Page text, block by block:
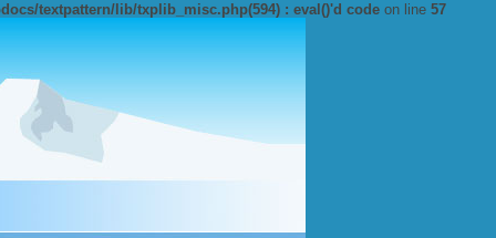
textpattern/lib/txplib_misc.php(594) : eval()'d codeon line 57